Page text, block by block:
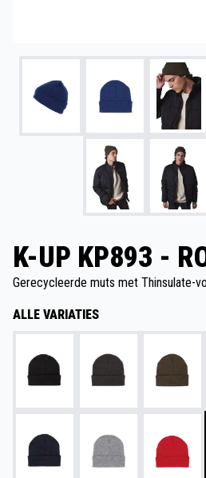
K-UP KP893 -
Gerecycleerde muts met Thinsulate-
ALLE VARIATIES